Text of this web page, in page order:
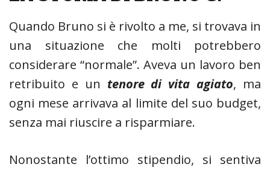
Quando Bruno si è rivolto a me, si trovava in
una situazione che molti potrebbero
considerare “normale”. Aveva un lavoro ben
retribuito e un tenore di vita agiato, ma
ogni mese arrivava al limite del suo budget,
senza mai riuscire a risparmiare.
Nonostante l’ottimo stipendio, si sentiva